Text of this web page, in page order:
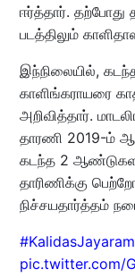
ஈர்த்தார். தற்போது
படத்திலும்
இந்நிலையில்,
காளிங்கராயரை
அறிவித்தார்.
தாரணி 2019-ம்
கடந்த 2
தாரிணிக்கு
நிச்சயதார்த்தம்
#KalidasJayaram
pic.twitter.com/